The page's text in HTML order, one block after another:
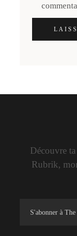
Découvre
Rubrik,